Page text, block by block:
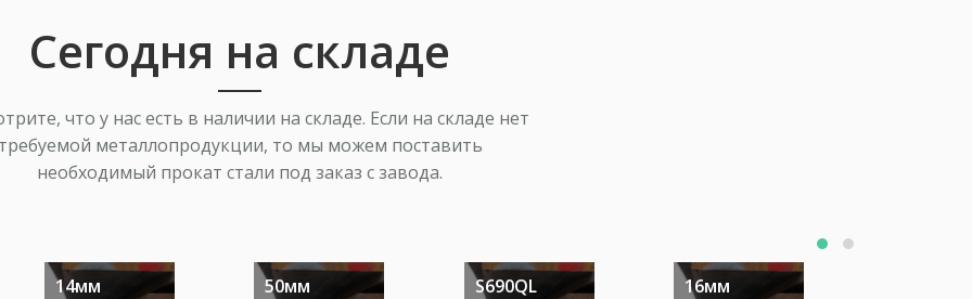
Сегодня на складе
что у нас есть в наличии на складе. Если на складе нет
требуемой металлопродукции, то мы можем поставить
необходимый прокат стали под заказ с завода.
14мм
50мм
S690QL
16мм